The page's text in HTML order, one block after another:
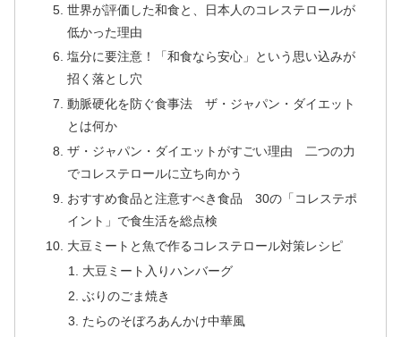
世界が評価した和食と、日本人のコレステロールが
低かった理由
塩分に要注意！「和食なら安心」という思い込みが
招く落とし穴
動脈硬化を防ぐ食事法 ザ・ジャパン・ダイエット
とは何か
ザ・ジャパン・ダイエットがすごい理由 二つの力
でコレステロールに立ち向かう
おすすめ食品と注意すべき食品 30の「コレステポ
イント」で食生活を総点検
大豆ミートと魚で作るコレステロール対策レシピ
大豆ミート入りハンバーグ
ぶりのごま焼き
たらのそぼろあんかけ中華風